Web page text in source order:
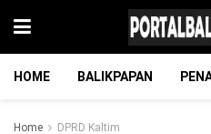
HOME BALIKPAPAN
Home DPRD Kaltim